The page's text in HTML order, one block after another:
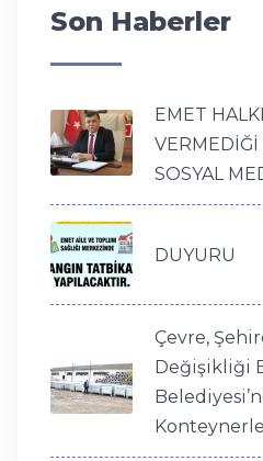
Son Haberler
EMET
VERMEDİĞİ
SOSYAL
DUYURU
Çevre,
Değişikliği